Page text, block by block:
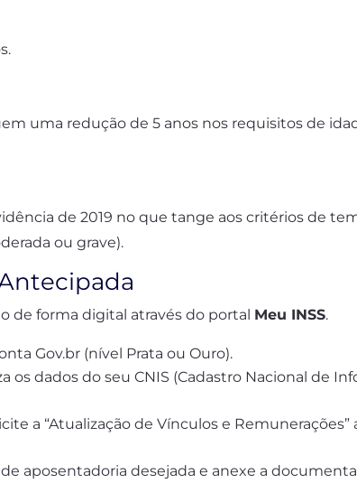
uma redução de 5 anos nos requisitos de
de 2019 no que tange aos critérios de
ou grave).
de forma digital através do portal Meu INSS.
Gov.br (nível Prata ou Ouro).
os dados do seu CNIS (Cadastro Nacional de
a “Atualização de Vínculos e
aposentadoria desejada e anexe a